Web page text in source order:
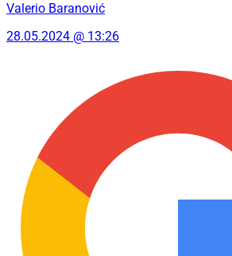
Valerio Baranović
28.05.2024 @ 13:26